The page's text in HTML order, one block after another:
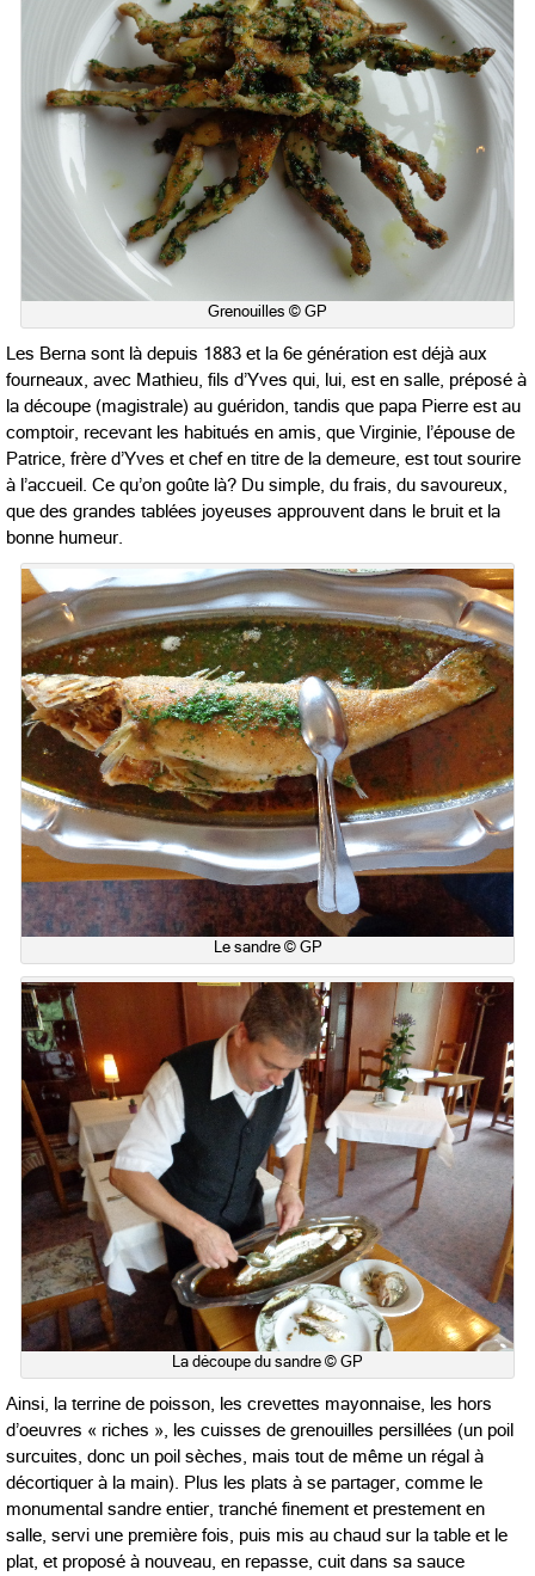
Grenouilles © GP
Les Berna sont là depuis 1883 et la 6e génération est déjà aux
fourneaux, avec Mathieu, fils d’Yves qui, lui, est en salle, préposé à
la découpe (magistrale) au guéridon, tandis que papa Pierre est au
comptoir, recevant les habitués en amis, que Virginie, l’épouse de
Patrice, frère d’Yves et chef en titre de la demeure, est tout sourire
à l’accueil. Ce qu’on goûte là? Du simple, du frais, du savoureux,
que des grandes tablées joyeuses approuvent dans le bruit et la
bonne humeur.
Le sandre © GP
La découpe du sandre © GP
Ainsi, la terrine de poisson, les crevettes mayonnaise, les hors
d’oeuvres « riches », les cuisses de grenouilles persillées (un poil
surcuites, donc un poil sèches, mais tout de même un régal à
décortiquer à la main). Plus les plats à se partager, comme le
monumental sandre entier, tranché finement et prestement en
salle, servi une première fois, puis mis au chaud sur la table et le
plat, et proposé à nouveau, en repasse, cuit dans sa sauce